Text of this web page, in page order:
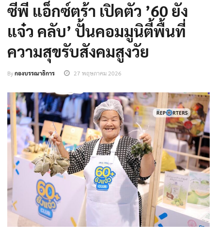
ซีพี แอ็กซ์ตร้า เปิดตัว ’60 ยัง
แจ๋ว คลับ’ ปั้นคอมมูนิตี้พื้นที่
ความสุขรับสังคมสูงวัย
Byกองบรรณาธิการ 27 พฤษภาคม 2026